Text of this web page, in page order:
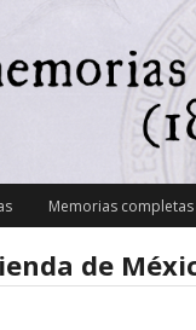
Memorias
de